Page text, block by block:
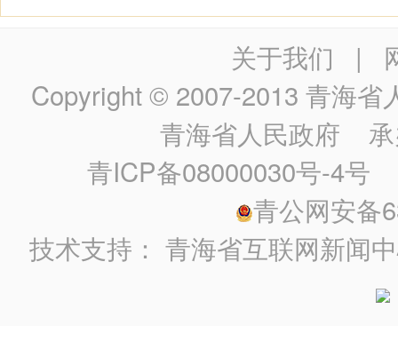
关于我们 |
Copyright © 2007-2013 青海省
青海省人民政府 承
青ICP备08000030号-4号
青公网安备
技术支持：青海省互联网新闻